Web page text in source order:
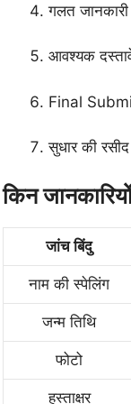
गलत
आवश्यक
Final
सुधार की
किन
जांच बिंदु
नाम की स्पेलिंग
जन्म तिथि
फोटो
हस्ताक्षर